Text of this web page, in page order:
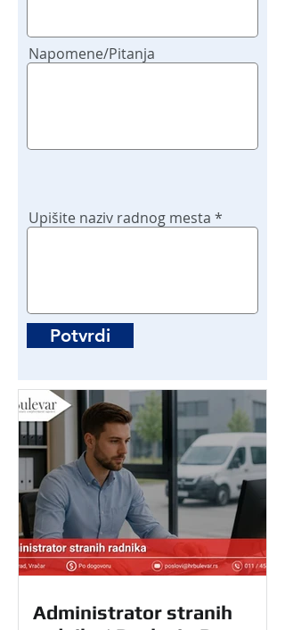
Napomene/Pitanja
Upišite naziv radnog mesta
Potvrdi
Administrator stranih